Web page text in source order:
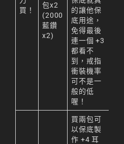
買！
包x2
(2000
藍鑽
x2)
的讓他保
底用途，
免得最後
連一個 +3
都看不
到，戒指
衝裝機率
可不是一
般的低
喔！
買兩包可
以保底製
作 +4 耳